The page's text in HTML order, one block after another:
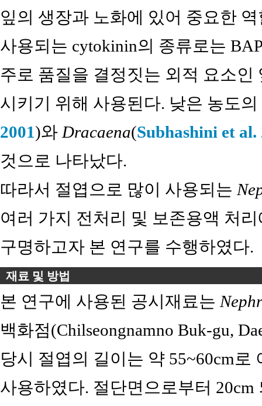
잎의 생장과 노화에 있어 중요한
사용되는 cytokinin의 종류로는
주로 품질을 결정짓는 외적 요소
시키기 위해 사용된다. 낮은 농도
2001)와 Dracaena(Subhashini et al.
것으로 나타났다.
따라서 절엽으로 많이 사용되는
여러 가지 전처리 및 보존용액 처
구명하고자 본 연구를 수행하였다.
재료 및 방법
본 연구에 사용된 공시재료는
백화점(Chilseongnamno Buk-gu,
당시 절엽의 길이는 약 55~60cm로
사용하였다. 절단면으로부터